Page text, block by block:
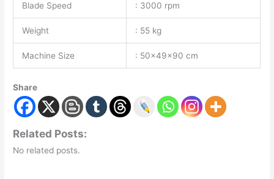
Blade Speed : 3000 rpm
Weight : 55 kg
Machine Size : 50x49x90 cm
Share
Related Posts:
No related posts.